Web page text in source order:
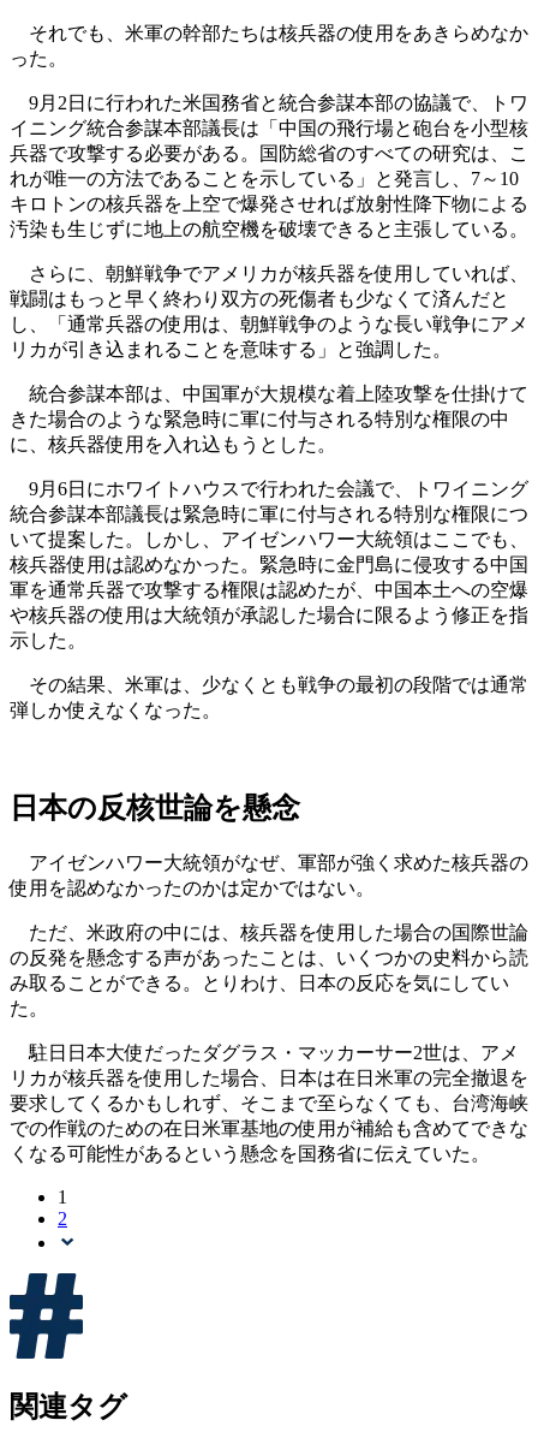
それでも、米軍の幹部たちは核兵器の使用をあきらめなか
った。
9月2日に行われた米国務省と統合参謀本部の協議で、トワ
イニング統合参謀本部議長は「中国の飛行場と砲台を小型核
兵器で攻撃する必要がある。国防総省のすべての研究は、こ
れが唯一の方法であることを示している」と発言し、7～10
キロトンの核兵器を上空で爆発させれば放射性降下物による
汚染も生じずに地上の航空機を破壊できると主張している。
さらに、朝鮮戦争でアメリカが核兵器を使用していれば、
戦闘はもっと早く終わり双方の死傷者も少なくて済んだと
し、「通常兵器の使用は、朝鮮戦争のような長い戦争にアメ
リカが引き込まれることを意味する」と強調した。
統合参謀本部は、中国軍が大規模な着上陸攻撃を仕掛けて
きた場合のような緊急時に軍に付与される特別な権限の中
に、核兵器使用を入れ込もうとした。
9月6日にホワイトハウスで行われた会議で、トワイニング
統合参謀本部議長は緊急時に軍に付与される特別な権限につ
いて提案した。しかし、アイゼンハワー大統領はここでも、
核兵器使用は認めなかった。緊急時に金門島に侵攻する中国
軍を通常兵器で攻撃する権限は認めたが、中国本土への空爆
や核兵器の使用は大統領が承認した場合に限るよう修正を指
示した。
その結果、米軍は、少なくとも戦争の最初の段階では通常
弾しか使えなくなった。
日本の反核世論を懸念
アイゼンハワー大統領がなぜ、軍部が強く求めた核兵器の
使用を認めなかったのかは定かではない。
ただ、米政府の中には、核兵器を使用した場合の国際世論
の反発を懸念する声があったことは、いくつかの史料から読
み取ることができる。とりわけ、日本の反応を気にしてい
た。
駐日日本大使だったダグラス・マッカーサー2世は、アメ
リカが核兵器を使用した場合、日本は在日米軍の完全撤退を
要求してくるかもしれず、そこまで至らなくても、台湾海峡
での作戦のための在日米軍基地の使用が補給も含めてできな
くなる可能性があるという懸念を国務省に伝えていた。
1
2
関連タグ